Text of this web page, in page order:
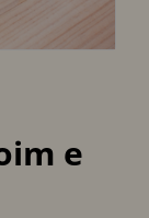
e